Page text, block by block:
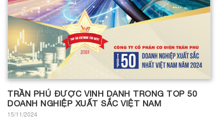
TRẦN PHÚ ĐƯỢC VINH DANH TRONG TOP 50
DOANH NGHIỆP XUẤT SẮC VIỆT NAM
15/11/2024